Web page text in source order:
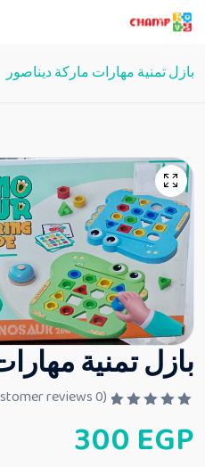
بازل تمنية مهارات ماركة ديناصور
بازل تمنية
م
ا
(
0
300 EGP